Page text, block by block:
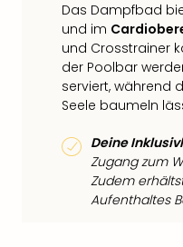
Das Dampfbad
und im
und Crosstrainer
der Poolbar
serviert, während
Seele baumeln
Deine
Zugang zum
Zudem
Aufenthaltes